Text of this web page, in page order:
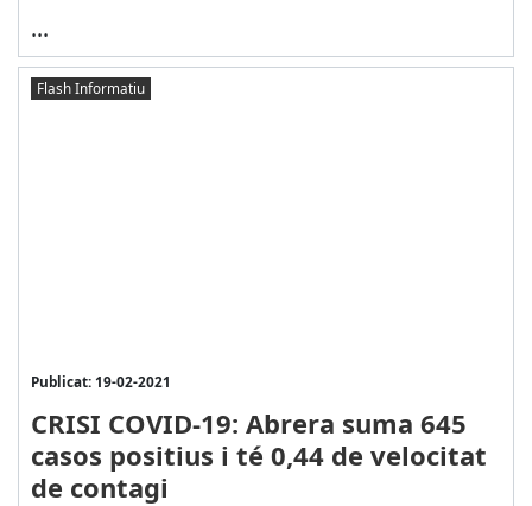
...
Flash Informatiu
Publicat: 19-02-2021
CRISI COVID-19: Abrera suma 645
casos positius i té 0,44 de velocitat
de contagi